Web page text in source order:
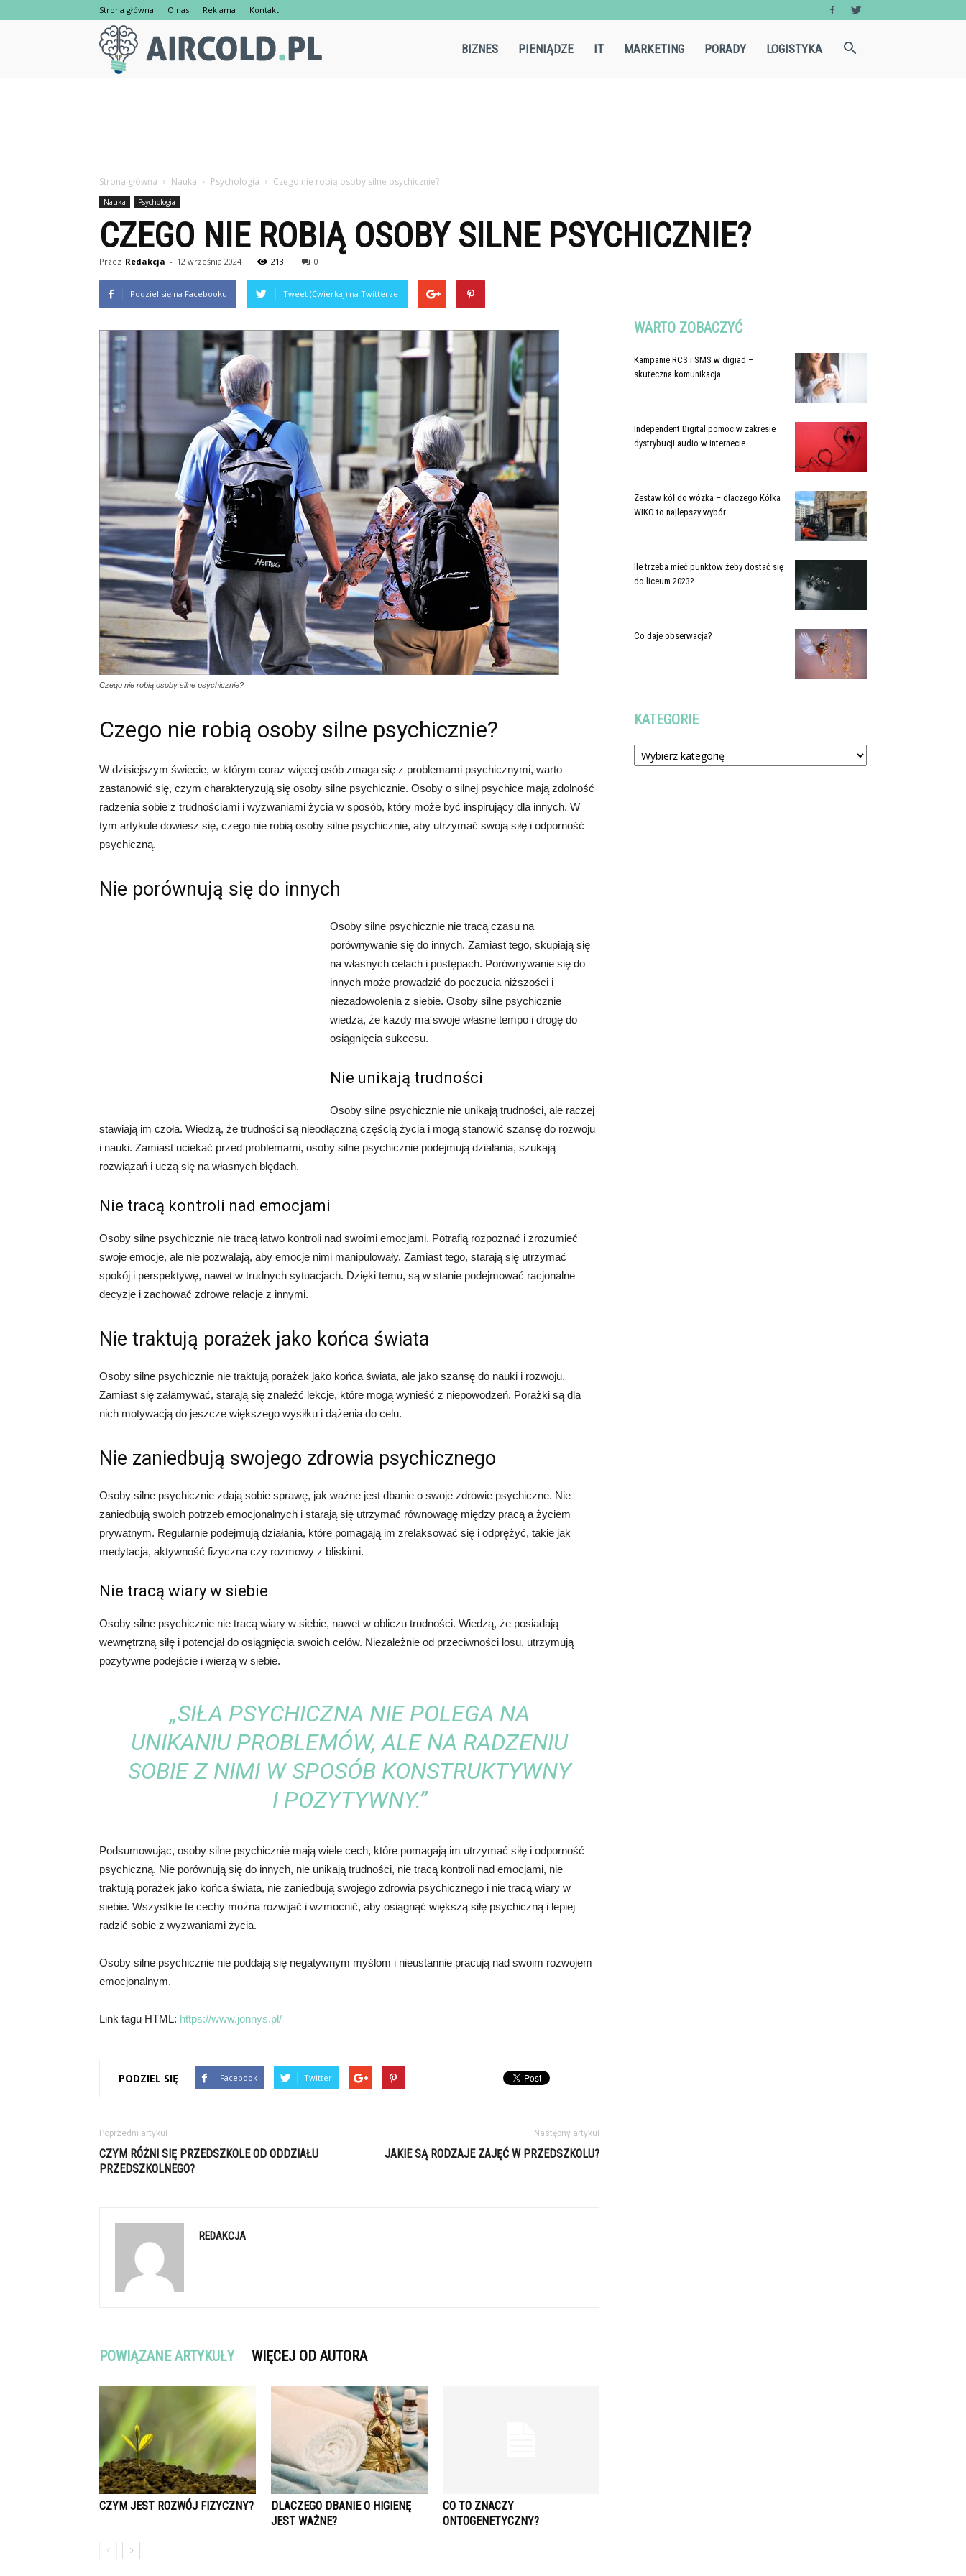
Strona główna O nas Reklama Kontakt
BIZNES PIENIĄDZE IT MARKETING PORADY LOGISTYKA
Strona główna Nauka Psychologia Czego nie robią osoby silne psychicznie?
Nauka Psychologia
CZEGO NIE ROBIĄ OSOBY SILNE PSYCHICZNIE?
Przez Redakcja - 12 września 2024 213 0
Podziel się na Facebooku Tweet (Ćwierkaj) na Twitterze
Czego nie robią osoby silne psychicznie?
Czego nie robią osoby silne psychicznie?
W dzisiejszym świecie, w którym coraz więcej osób zmaga się z problemami psychicznymi, warto
zastanowić się, czym charakteryzują się osoby silne psychicznie. Osoby o silnej psychice mają zdolność
radzenia sobie z trudnościami i wyzwaniami życia w sposób, który może być inspirujący dla innych. W
tym artykule dowiesz się, czego nie robią osoby silne psychicznie, aby utrzymać swoją siłę i odporność
psychiczną.
Nie porównują się do innych
Osoby silne psychicznie nie tracą czasu na
porównywanie się do innych. Zamiast tego, skupiają się
na własnych celach i postępach. Porównywanie się do
innych może prowadzić do poczucia niższości i
niezadowolenia z siebie. Osoby silne psychicznie
wiedzą, że każdy ma swoje własne tempo i drogę do
osiągnięcia sukcesu.
Nie unikają trudności
Osoby silne psychicznie nie unikają trudności, ale raczej
stawiają im czoła. Wiedzą, że trudności są nieodłączną częścią życia i mogą stanowić szansę do rozwoju
i nauki. Zamiast uciekać przed problemami, osoby silne psychicznie podejmują działania, szukają
rozwiązań i uczą się na własnych błędach.
Nie tracą kontroli nad emocjami
Osoby silne psychicznie nie tracą łatwo kontroli nad swoimi emocjami. Potrafią rozpoznać i zrozumieć
swoje emocje, ale nie pozwalają, aby emocje nimi manipulowały. Zamiast tego, starają się utrzymać
spokój i perspektywę, nawet w trudnych sytuacjach. Dzięki temu, są w stanie podejmować racjonalne
decyzje i zachować zdrowe relacje z innymi.
Nie traktują porażek jako końca świata
Osoby silne psychicznie nie traktują porażek jako końca świata, ale jako szansę do nauki i rozwoju.
Zamiast się załamywać, starają się znaleźć lekcje, które mogą wynieść z niepowodzeń. Porażki są dla
nich motywacją do jeszcze większego wysiłku i dążenia do celu.
Nie zaniedbują swojego zdrowia psychicznego
Osoby silne psychicznie zdają sobie sprawę, jak ważne jest dbanie o swoje zdrowie psychiczne. Nie
zaniedbują swoich potrzeb emocjonalnych i starają się utrzymać równowagę między pracą a życiem
prywatnym. Regularnie podejmują działania, które pomagają im zrelaksować się i odprężyć, takie jak
medytacja, aktywność fizyczna czy rozmowy z bliskimi.
Nie tracą wiary w siebie
Osoby silne psychicznie nie tracą wiary w siebie, nawet w obliczu trudności. Wiedzą, że posiadają
wewnętrzną siłę i potencjał do osiągnięcia swoich celów. Niezależnie od przeciwności losu, utrzymują
pozytywne podejście i wierzą w siebie.
„SIŁA PSYCHICZNA NIE POLEGA NA
UNIKANIU PROBLEMÓW, ALE NA RADZENIU
SOBIE Z NIMI W SPOSÓB KONSTRUKTYWNY
I POZYTYWNY.”
Podsumowując, osoby silne psychicznie mają wiele cech, które pomagają im utrzymać siłę i odporność
psychiczną. Nie porównują się do innych, nie unikają trudności, nie tracą kontroli nad emocjami, nie
traktują porażek jako końca świata, nie zaniedbują swojego zdrowia psychicznego i nie tracą wiary w
siebie. Wszystkie te cechy można rozwijać i wzmocnić, aby osiągnąć większą siłę psychiczną i lepiej
radzić sobie z wyzwaniami życia.
Osoby silne psychicznie nie poddają się negatywnym myślom i nieustannie pracują nad swoim rozwojem
emocjonalnym.
Link tagu HTML: https://www.jonnys.pl/
PODZIEL SIĘ Facebook Twitter
Poprzedni artykuł
CZYM RÓŻNI SIĘ PRZEDSZKOLE OD ODDZIAŁU
PRZEDSZKOLNEGO?
Następny artykuł
JAKIE SĄ RODZAJE ZAJĘĆ W PRZEDSZKOLU?
REDAKCJA
POWIĄZANE ARTYKUŁY WIĘCEJ OD AUTORA
CZYM JEST ROZWÓJ FIZYCZNY?
DLACZEGO DBANIE O HIGIENĘ
JEST WAŻNE?
CO TO ZNACZY
ONTOGENETYCZNY?
WARTO ZOBACZYĆ
Kampanie RCS i SMS w digiad –
skuteczna komunikacja
Independent Digital pomoc w zakresie
dystrybucji audio w internecie
Zestaw kół do wózka – dlaczego Kółka
WIKO to najlepszy wybór
Ile trzeba mieć punktów żeby dostać się
do liceum 2023?
Co daje obserwacja?
KATEGORIE
Kategorie